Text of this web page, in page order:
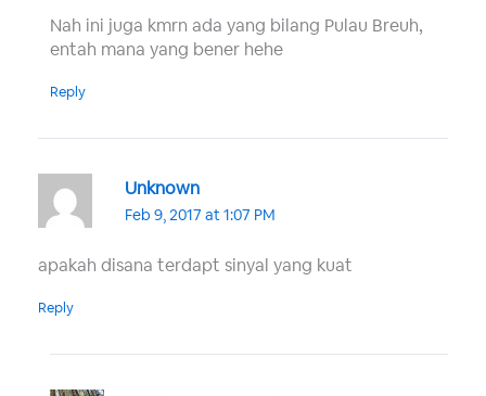
Nah ini juga kmrn ada yang bilang Pulau Breuh,
entah mana yang bener hehe
Reply
Unknown
Feb 9, 2017 at 1:07 PM
apakah disana terdapt sinyal yang kuat
Reply